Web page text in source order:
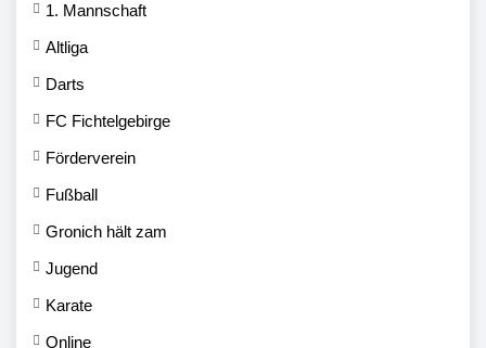
1. Mannschaft
Altliga
Darts
FC Fichtelgebirge
Förderverein
Fußball
Gronich hält zam
Jugend
Karate
Online